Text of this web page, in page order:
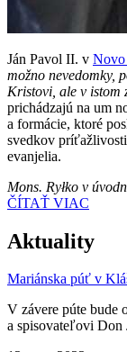
Ján Pavol II. v Novo
možno nevedomky,
Kristovi, ale v istom
prichádzajú na um
a formácie, ktoré
svedkov
evanjelia.
Mons. Ryłko v
ČÍTAŤ VIAC
Aktuality
Mariánska púť v
V závere púte bude
a spisovateľovi Don